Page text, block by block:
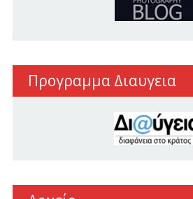
Προγραμμα Διαυγεια